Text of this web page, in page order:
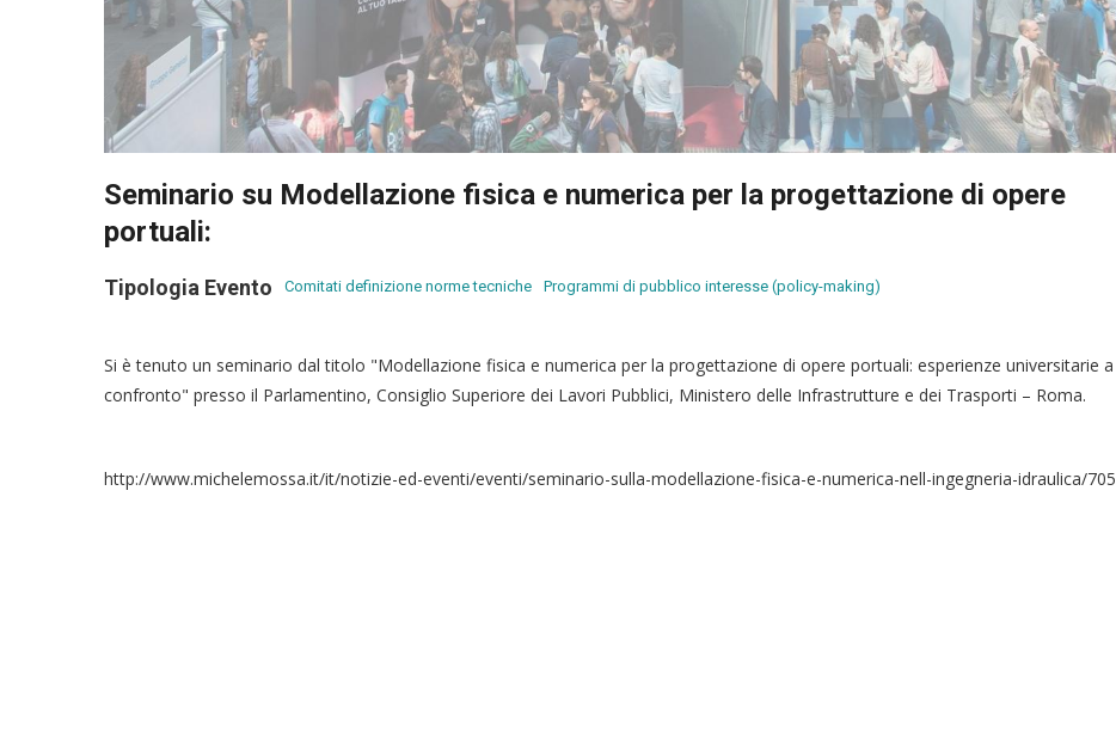
Seminario su Modellazione fisica e numerica per la progettazione di opere
portuali:
Tipologia Evento Comitati definizione norme tecniche Programmi di pubblico interesse (policy-making)
Si è tenuto un seminario dal titolo "Modellazione fisica e numerica per la progettazione di opere portuali: esperienze universitarie a
confronto" presso il Parlamentino, Consiglio Superiore dei Lavori Pubblici, Ministero delle Infrastrutture e dei Trasporti – Roma.
http://www.michelemossa.it/it/notizie-ed-eventi/eventi/seminario-sulla-modellazione-fisica-e-numerica-nell-ingegneria-idraulica/705